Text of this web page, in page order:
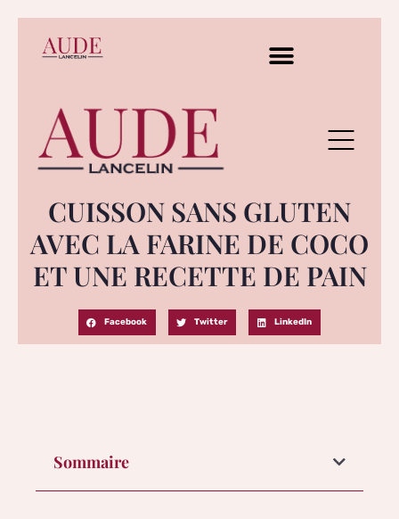
CUISSON SANS GLUTEN
AVEC LA FARINE DE COCO
ET UNE RECETTE DE PAIN
Facebook Twitter LinkedIn
Sommaire